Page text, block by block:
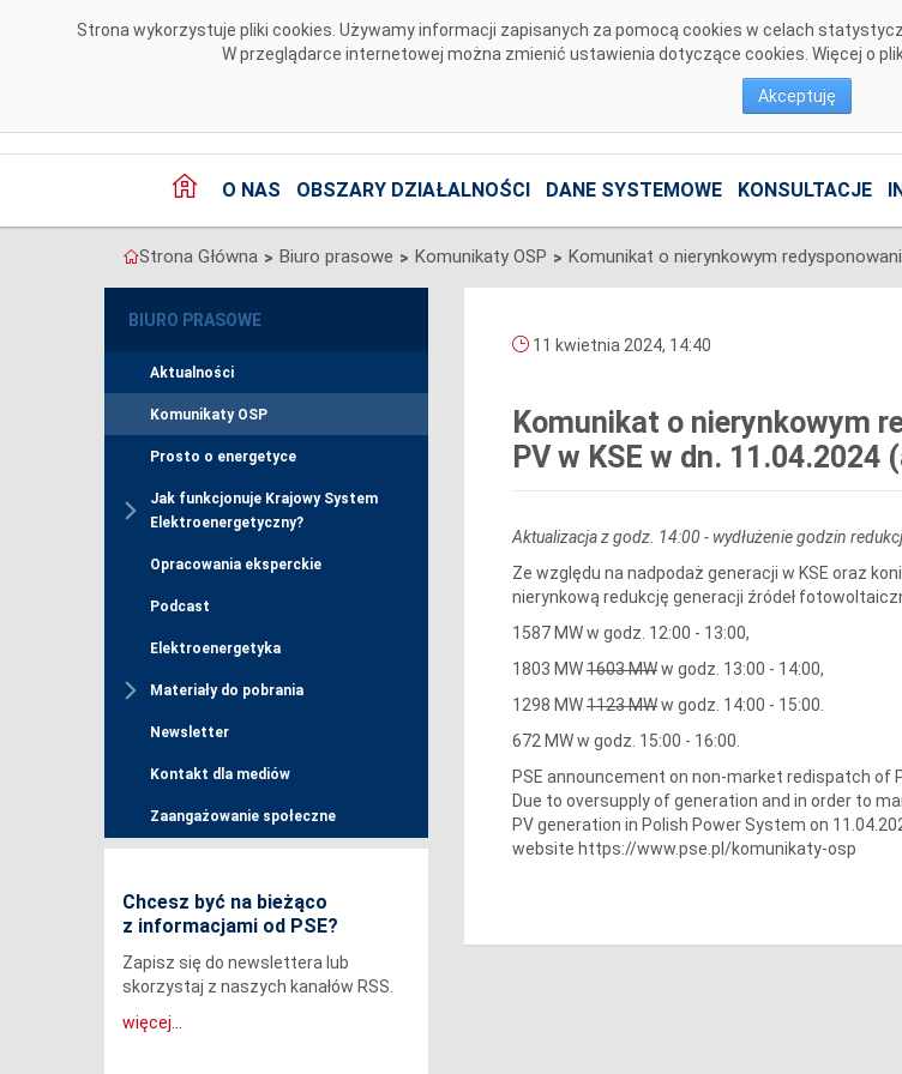
Strona wykorzystuje pliki cookies. Używamy informacji zapisanych za pomocą cookies w celach
W przeglądarce internetowej można zmienić ustawienia dotyczące cookies. Więcej o
Akceptuję
O NAS OBSZARY DZIAŁALNOŚCI DANE SYSTEMOWE KONSULTACJE
Strona Główna > Biuro prasowe > Komunikaty OSP >
BIURO PRASOWE
Aktualności
Komunikaty OSP
Prosto o energetyce
Jak funkcjonuje Krajowy System
Elektroenergetyczny?
Opracowania eksperckie
Podcast
Elektroenergetyka
Materiały do pobrania
Newsletter
Kontakt dla mediów
Zaangażowanie społeczne
Chcesz być na bieżąco
z informacjami od PSE?
Zapisz się do newslettera lub
skorzystaj z naszych kanałów RSS.
więcej...
11 kwietnia 2024, 14:40
Komunikat o nierynkowym
PV w KSE w dn. 11.04.2024
Aktualizacja z godz. 14:00 - wydłużenie godzin
Ze względu na nadpodaż generacji w KSE oraz
nierynkową redukcję generacji źródeł
1587 MW w godz. 12:00 - 13:00,
1803 MW1603 MWw godz. 13:00 - 14:00,
1298 MW1123 MWw godz. 14:00 - 15:00.
672 MW w godz. 15:00 - 16:00.
PSE announcement on non-market redispatch of
Due to oversupply of generation and in order to
PV generation in Polish Power System on
website https://www.pse.pl/komunikaty-osp